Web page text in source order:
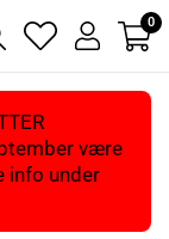
magnifying
glass
heart
light
user
light
0
være
info under